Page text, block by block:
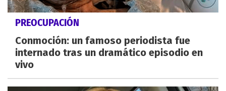
PREOCUPACIÓN
Conmoción: un famoso periodista fue
internado tras un dramático episodio en
vivo